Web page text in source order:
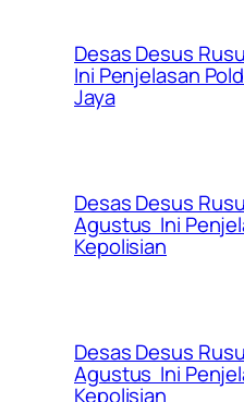
Desas Desus
Ini Penjelasan
Jaya
Desas Desus
Agustus Ini
Kepolisian
Desas Desus
Agustus Ini
Kepolisian